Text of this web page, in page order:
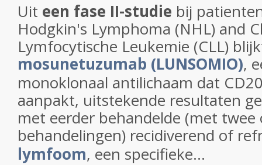
Uit een fase II-studie bij
Hodgkin's Lymphoma (NHL) and
Lymfocytische Leukemie (CLL)
mosunetuzumab (LUNSOMIO),
monoklonaal antilichaam dat
aanpakt, uitstekende resultaten
met eerder behandelde (met twee
behandelingen) recidiverend of
lymfoom, een specifieke...